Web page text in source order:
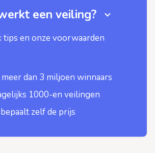
een veiling?
tips en onze voorwaarden
dan 3 miljoen winnaars
1000-en veilingen
zelf de prijs